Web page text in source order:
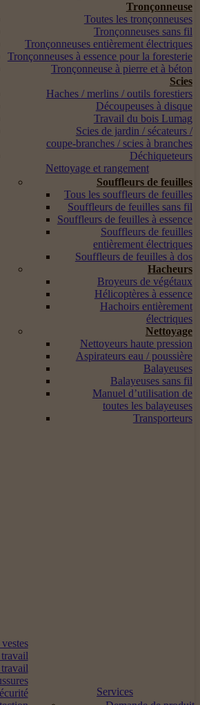
Tronçonneuse
Toutes les tronçonneuses
Tronçonneuses sans fil
Tronçonneuses entièrement électriques
Tronçonneuses à essence pour la foresterie
Tronçonneuse à pierre et à béton
Scies
Haches / merlins / outils forestiers
Découpeuses à disque
Travail du bois Lumag
Scies de jardin / sécateurs /
coupe-branches / scies à branches
Déchiqueteurs
Nettoyage et rangement
Souffleurs de feuilles
Tous les souffleurs de feuilles
Souffleurs de feuilles sans fil
Souffleurs de feuilles à essence
Souffleurs de feuilles
entièrement électriques
Souffleurs de feuilles à dos
Hacheurs
Broyeurs de végétaux
Hélicoptères à essence
Hachoirs entièrement
électriques
Nettoyage
Nettoyeurs haute pression
Aspirateurs eau / poussière
Balayeuses
Balayeuses sans fil
Manuel d’utilisation de
toutes les balayeuses
Transporteurs
Services